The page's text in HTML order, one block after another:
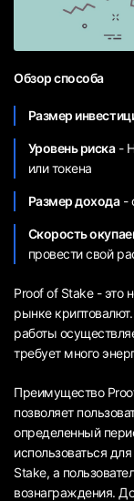
Обзор способа
Размер
Уровень риска-
или токена
Размер дохода-
Скорость
провести свой
Proof of Stake - это
рынке
работы
требует много
Преимущество
позволяет
определенный
использоваться
Stake, а
вознаграждения.